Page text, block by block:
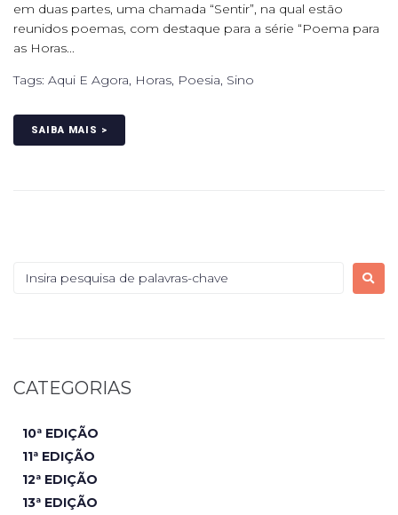
em duas partes, uma chamada “Sentir”, na qual estão
reunidos poemas, com destaque para a série “Poema para
as Horas...
Tags: Aqui E Agora, Horas, Poesia, Sino
SAIBA MAIS >
CATEGORIAS
10ª EDIÇÃO
11ª EDIÇÃO
12ª EDIÇÃO
13ª EDIÇÃO